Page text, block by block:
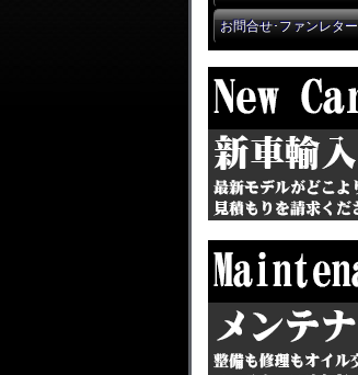
お問合せ･ファンレター